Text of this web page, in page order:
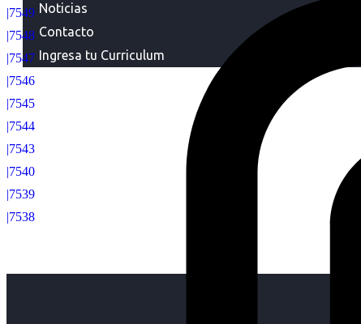
Noticias
Contacto
Ingresa tu Curriculum
|7549
|7548
|7547
|7546
|7545
|7544
|7543
|7540
|7539
|7538